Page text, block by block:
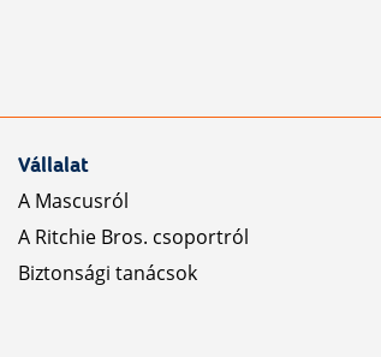
Vállalat
A Mascusról
A Ritchie Bros. csoportról
Biztonsági tanácsok